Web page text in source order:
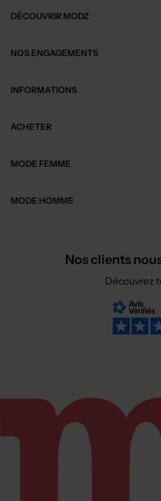
DÉCOUVRIR MODZ
NOS ENGAGEMENTS
INFORMATIONS
ACHETER
MODE FEMME
MODE HOMME
Nos clients
Découvrez